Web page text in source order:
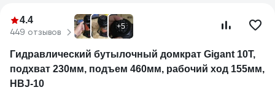
4.4
449 отзывов
+5
Гидравлический бутылочный домкрат Gigant 10Т,
подхват 230мм, подъем 460мм, рабочий ход 155мм,
HBJ-10